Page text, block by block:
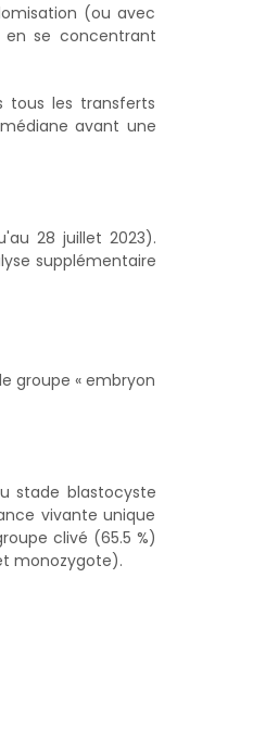
(ou avec
en se concentrant
tous les transferts
avant une
28 juillet 2023).
supplémentaire
groupe « embryon
stade blastocyste
vivante unique
clivé (65.5 %)
monozygote).